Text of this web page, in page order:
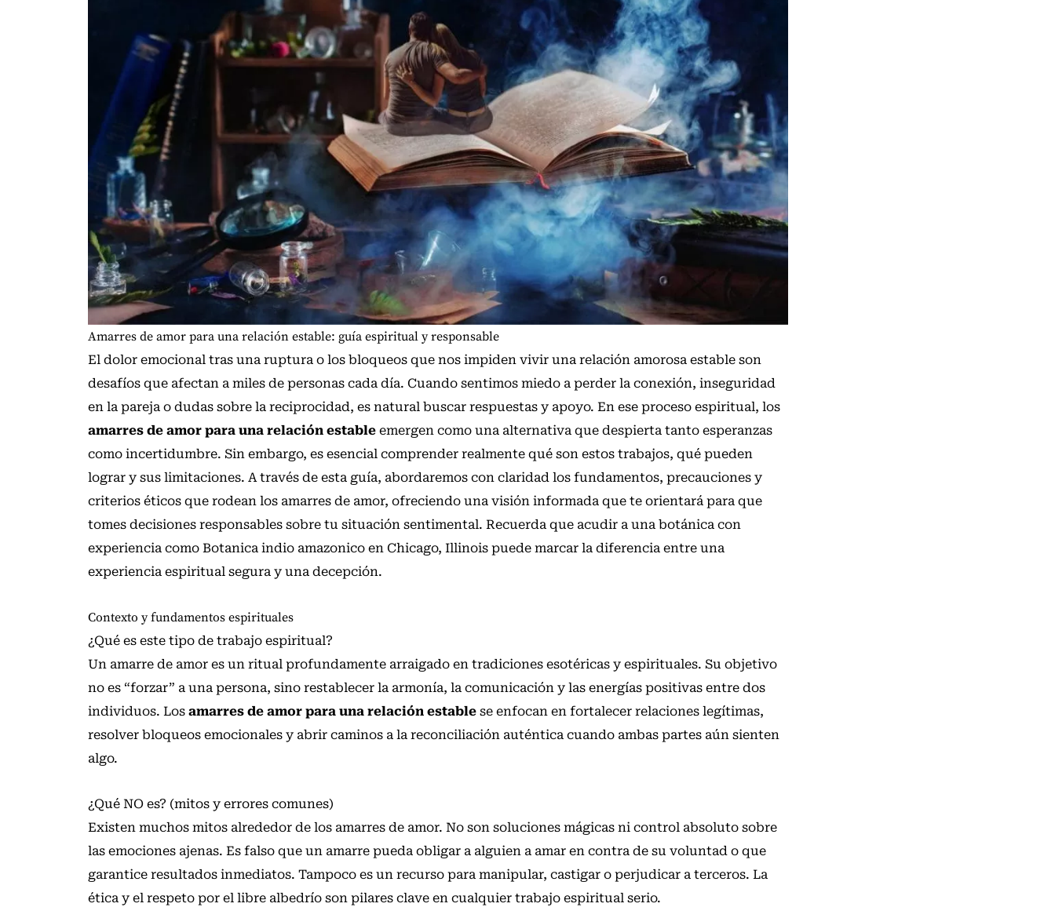
Amarres de amor para una relación estable: guía espiritual y responsable
El dolor emocional tras una ruptura o los bloqueos que nos impiden vivir una relación amorosa estable son
desafíos que afectan a miles de personas cada día. Cuando sentimos miedo a perder la conexión, inseguridad
en la pareja o dudas sobre la reciprocidad, es natural buscar respuestas y apoyo. En ese proceso espiritual, los
amarres de amor para una relación estable emergen como una alternativa que despierta tanto esperanzas
como incertidumbre. Sin embargo, es esencial comprender realmente qué son estos trabajos, qué pueden
lograr y sus limitaciones. A través de esta guía, abordaremos con claridad los fundamentos, precauciones y
criterios éticos que rodean los amarres de amor, ofreciendo una visión informada que te orientará para que
tomes decisiones responsables sobre tu situación sentimental. Recuerda que acudir a una botánica con
experiencia como Botanica indio amazonico en Chicago, Illinois puede marcar la diferencia entre una
experiencia espiritual segura y una decepción.
Contexto y fundamentos espirituales
¿Qué es este tipo de trabajo espiritual?
Un amarre de amor es un ritual profundamente arraigado en tradiciones esotéricas y espirituales. Su objetivo
no es “forzar” a una persona, sino restablecer la armonía, la comunicación y las energías positivas entre dos
individuos. Los amarres de amor para una relación estable se enfocan en fortalecer relaciones legítimas,
resolver bloqueos emocionales y abrir caminos a la reconciliación auténtica cuando ambas partes aún sienten
algo.
¿Qué NO es? (mitos y errores comunes)
Existen muchos mitos alrededor de los amarres de amor. No son soluciones mágicas ni control absoluto sobre
las emociones ajenas. Es falso que un amarre pueda obligar a alguien a amar en contra de su voluntad o que
garantice resultados inmediatos. Tampoco es un recurso para manipular, castigar o perjudicar a terceros. La
ética y el respeto por el libre albedrío son pilares clave en cualquier trabajo espiritual serio.